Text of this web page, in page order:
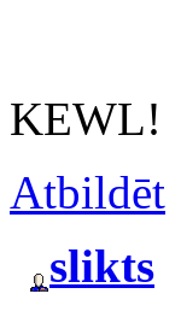
KEWL!
Atbildēt
slikts